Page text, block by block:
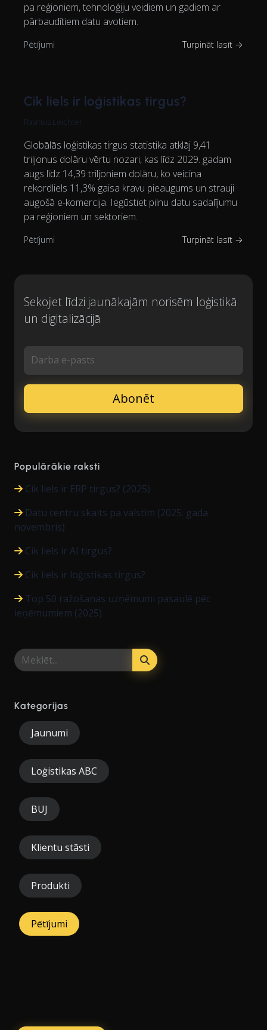
pa reģioniem, tehnoloģiju veidiem un gadiem ar
pārbaudītiem datu avotiem.
Pētījumi Turpināt lasīt →
Cik liels ir loģistikas tirgus?
Rasmus Leichter
Globālās loģistikas tirgus statistika atklāj 9,41
triljonus dolāru vērtu nozari, kas līdz 2029. gadam
augs līdz 14,39 triljoniem dolāru, ko veicina
rekordliels 11,3% gaisa kravu pieaugums un strauji
augošā e-komercija. Iegūstiet pilnu datu sadalījumu
pa reģioniem un sektoriem.
Pētījumi Turpināt lasīt →
Sekojiet līdzi jaunākajām norisēm loģistikā
un digitalizācijā
Darba e-pasts
Populārākie raksti
Cik liels ir ERP tirgus? (2025)
Datu centru skaits pa valstīm (2025. gada
novembris)
Cik liels ir AI tirgus?
Cik liels ir loģistikas tirgus?
Top 50 ražošanas uzņēmumi pasaulē pēc
ieņēmumiem (2025)
Kategorijas
Jaunumi
Loģistikas ABC
BUJ
Klientu stāsti
Produkti
Pētījumi